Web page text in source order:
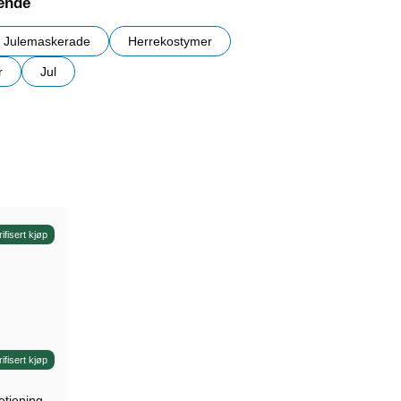
Julemaskerade Herrekostymer
Jul
kjøp
kjøp